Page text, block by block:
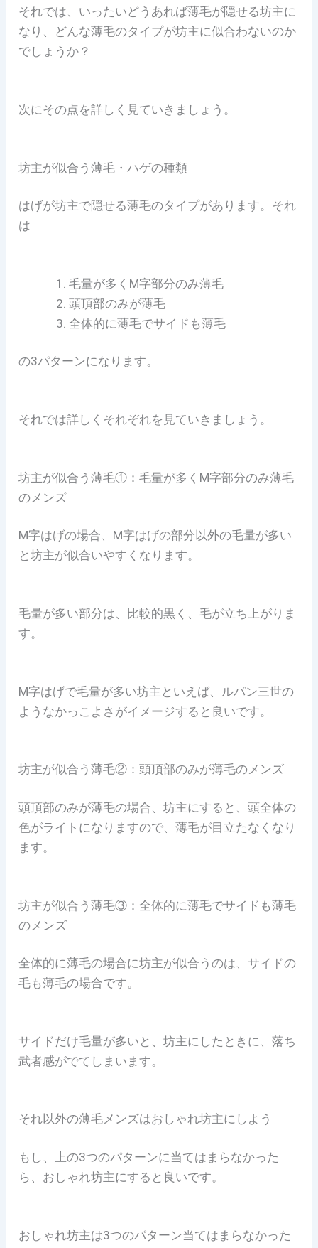
それでは、いったいどうあれば薄毛が隠せる坊主に
なり、どんな薄毛のタイプが坊主に似合わないのか
でしょうか？
次にその点を詳しく見ていきましょう。
坊主が似合う薄毛・ハゲの種類
はげが坊主で隠せる薄毛のタイプがあります。それ
は
毛量が多くM字部分のみ薄毛
頭頂部のみが薄毛
全体的に薄毛でサイドも薄毛
の3パターンになります。
それでは詳しくそれぞれを見ていきましょう。
坊主が似合う薄毛①：毛量が多くM字部分のみ薄毛
のメンズ
M字はげの場合、M字はげの部分以外の毛量が多い
と坊主が似合いやすくなります。
毛量が多い部分は、比較的黒く、毛が立ち上がりま
す。
M字はげで毛量が多い坊主といえば、ルパン三世の
ようなかっこよさがイメージすると良いです。
坊主が似合う薄毛②：頭頂部のみが薄毛のメンズ
頭頂部のみが薄毛の場合、坊主にすると、頭全体の
色がライトになりますので、薄毛が目立たなくなり
ます。
坊主が似合う薄毛③：全体的に薄毛でサイドも薄毛
のメンズ
全体的に薄毛の場合に坊主が似合うのは、サイドの
毛も薄毛の場合です。
サイドだけ毛量が多いと、坊主にしたときに、落ち
武者感がでてしまいます。
それ以外の薄毛メンズはおしゃれ坊主にしよう
もし、上の3つのパターンに当てはまらなかった
ら、おしゃれ坊主にすると良いです。
おしゃれ坊主は3つのパターン当てはまらなかった